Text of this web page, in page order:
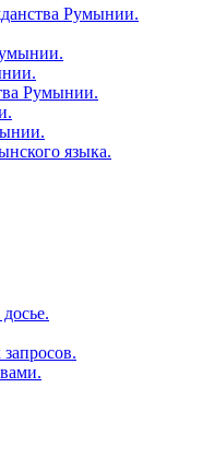
Румынии.
Румынии.
языка.